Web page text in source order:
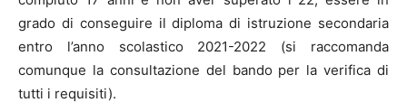
grado di conseguire il diploma di istruzione secondaria
entro l’anno scolastico 2021-2022 (si raccomanda
comunque la consultazione del bando per la verifica di
tutti i requisiti).